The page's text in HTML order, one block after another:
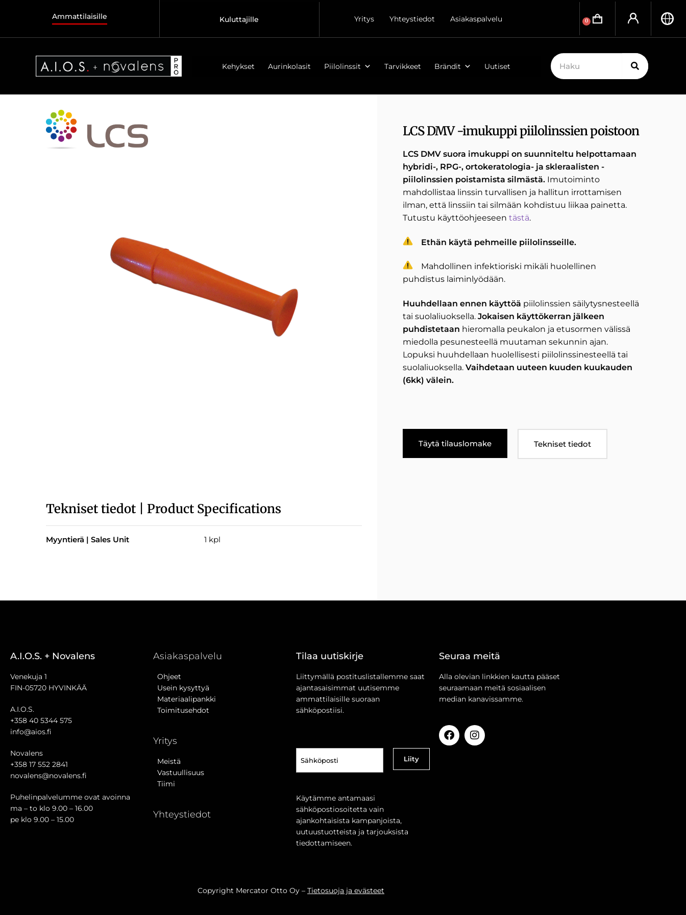
Ammattilaisille Kuluttajille Yritys Yhteystiedot Asiakaspalvelu 0
Kehykset Aurinkolasit Piilolinssit Tarvikkeet Brändit Uutiset
LCS DMV -imukuppi piilolinssien poistoon
LCS DMV suora imukuppi on suunniteltu helpottamaan
hybridi-, RPG-, ortokeratologia- ja skleraalisten -
piilolinssien poistamista silmästä. Imutoiminto
mahdollistaa linssin turvallisen ja hallitun irrottamisen
ilman, että linssiin tai silmään kohdistuu liikaa painetta.
Tutustu käyttöohjeeseentästä.
Ethän käytä pehmeille piilolinsseille.
Mahdollinen infektioriski mikäli huolellinen
puhdistus laiminlyödään.
Huuhdellaan ennen käyttöä piilolinssien säilytysnesteellä
tai suolaliuoksella.Jokaisen käyttökerran jälkeen
puhdistetaan hieromalla peukalon ja etusormen välissä
miedolla pesunesteellä muutaman sekunnin ajan.
Lopuksi huuhdellaan huolellisesti piilolinssinesteellä tai
suolaliuoksella.Vaihdetaan uuteen kuuden kuukauden
(6kk) välein.
Täytä tilauslomake Tekniset tiedot
Tekniset tiedot | Product Specifications
Myyntierä | Sales Unit 1 kpl
A.I.O.S. + Novalens
Venekuja 1
FIN-05720 HYVINKÄÄ
A.I.O.S.
+358 40 5344 575
info@aios.fi
Novalens
+358 17 552 2841
novalens@novalens.fi
Puhelinpalvelumme ovat avoinna
ma – to klo 9.00 – 16.00
pe klo 9.00 – 15.00
Asiakaspalvelu
Ohjeet
Usein kysyttyä
Materiaalipankki
Toimitusehdot
Yritys
Meistä
Vastuullisuus
Tiimi
Yhteystiedot
Tilaa uutiskirje
Liittymällä postituslistallemme saat
ajantasaisimmat uutisemme
ammattilaisille suoraan
sähköpostiisi.
(Pakollinen)
Käytämme antamaasi
sähköpostiosoitetta vain
ajankohtaisista kampanjoista,
uutuustuotteista ja tarjouksista
tiedottamiseen.
Seuraa meitä
Alla olevian linkkien kautta pääset
seuraamaan meitä sosiaalisen
median kanavissamme.
Copyright Mercator Otto Oy – Tietosuoja ja evästeet